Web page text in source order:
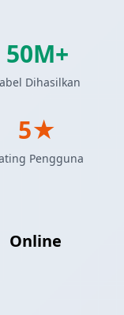
Online
50M+
Dihasilkan
5★
Pengguna